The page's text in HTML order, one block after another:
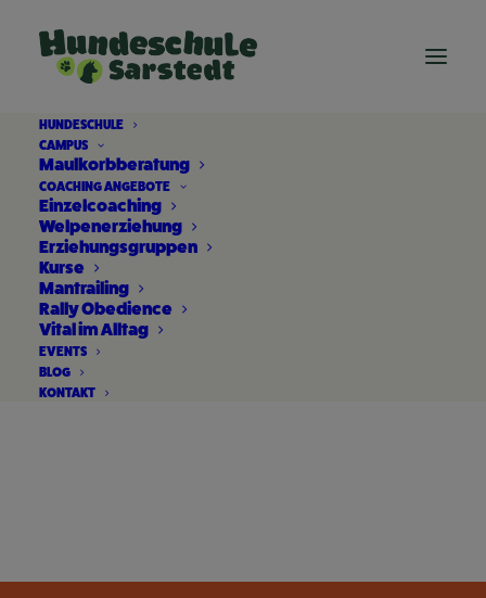
HUNDESCHULE
CAMPUS
Maulkorbberatung
COACHING ANGEBOTE
Einzelcoaching
Welpenerziehung
Erziehungsgruppen
Kurse
Mantrailing
Rally Obedience
Vital im Alltag
EVENTS
BLOG
KONTAKT
alter Hund Gesundheit